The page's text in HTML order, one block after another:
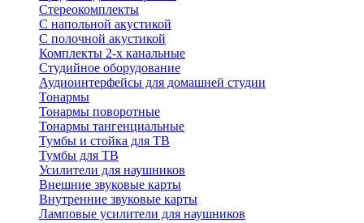
Стереокомплекты
C напольной акустикой
C полочной акустикой
Комплекты 2-х канальные
Студийное оборудование
Аудиоинтерфейсы для домашней студии
Тонармы
Тонармы поворотные
Тонармы тангенциальные
Тумбы и стойка для ТВ
Тумбы для ТВ
Усилители для наушников
Внешние звуковые карты
Внутренние звуковые карты
Ламповые усилители для наушников